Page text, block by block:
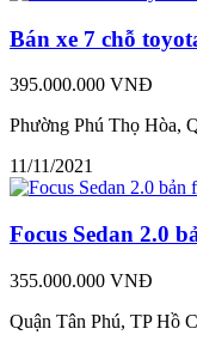
Bán xe 7 chỗ
395.000.000 VNĐ
Phường Phú Thọ Hòa,
11/11/2021
Focus Sedan 2.0
355.000.000 VNĐ
Quận Tân Phú, TP Hồ